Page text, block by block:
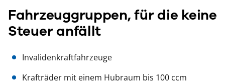
Fahrzeuggruppen, für die keine
Steuer anfällt
Invalidenkraftfahrzeuge
Krafträder mit einem Hubraum bis 100 ccm